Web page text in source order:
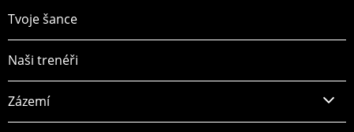
Tvoje šance
Naši trenéři
Zázemí